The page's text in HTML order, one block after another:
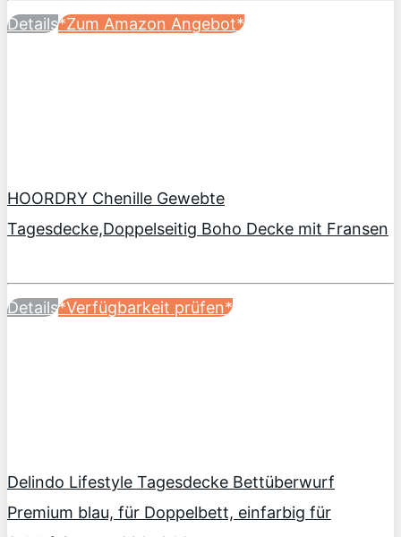
Details*Zum Amazon Angebot*
HOORDRY Chenille Gewebte
Tagesdecke,Doppelseitig Boho Decke mit Fransen
Details*Verfügbarkeit prüfen*
Delindo Lifestyle Tagesdecke Bettüberwurf
Premium blau, für Doppelbett, einfarbig für